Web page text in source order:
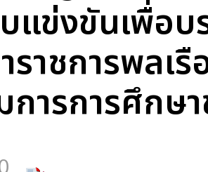
แข่งขันเพื่อ
าราชการพล
ารการศึกษ